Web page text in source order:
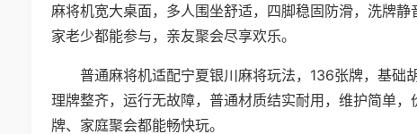
麻将机宽大桌面，多人围坐舒适，四脚稳固防滑，洗牌
家老少都能参与，亲友聚会尽享欢乐。
普通麻将机适配宁夏银川麻将玩法，136张牌，基础
理牌整齐，运行无故障，普通材质结实耐用，维护简单
牌、家庭聚会都能畅快玩。